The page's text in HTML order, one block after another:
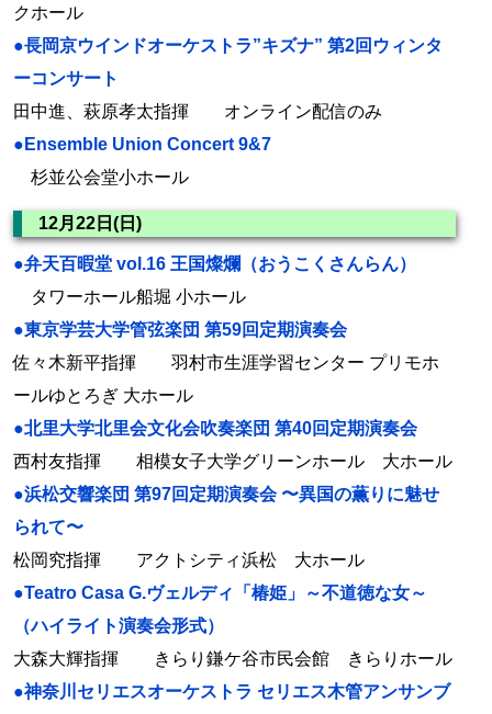
クホール
●長岡京ウインドオーケストラ”キズナ” 第2回ウィンタ
ーコンサート
田中進、萩原孝太指揮 オンライン配信のみ
●Ensemble Union Concert 9&7
杉並公会堂小ホール
12月22日(日)
●弁天百暇堂 vol.16 王国燦爛（おうこくさんらん）
タワーホール船堀 小ホール
●東京学芸大学管弦楽団 第59回定期演奏会
佐々木新平指揮 羽村市生涯学習センター プリモホ
ールゆとろぎ 大ホール
●北里大学北里会文化会吹奏楽団 第40回定期演奏会
西村友指揮 相模女子大学グリーンホール 大ホール
●浜松交響楽団 第97回定期演奏会 〜異国の薫りに魅せ
られて〜
松岡究指揮 アクトシティ浜松 大ホール
●Teatro Casa G.ヴェルディ「椿姫」～不道徳な女～
（ハイライト演奏会形式）
大森大輝指揮 きらり鎌ケ谷市民会館 きらりホール
●神奈川セリエスオーケストラ セリエス木管アンサンブ